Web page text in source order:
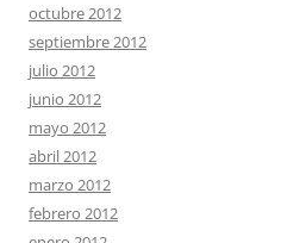
octubre 2012
septiembre 2012
julio 2012
junio 2012
mayo 2012
abril 2012
marzo 2012
febrero 2012